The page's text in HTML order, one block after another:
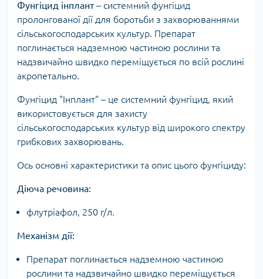
Фунгіцид інплант– системний фунгіцид
пролонгованої дії для боротьби з захворюваннями
сільськогосподарських культур. Препарат
поглинається надземною частиною рослини та
надзвичайно швидко переміщується по всій рослині
акропетально.
Фунгіцид "Інплант" – це системний фунгіцид, який
використовується для захисту
сільськогосподарських культур від широкого спектру
грибкових захворювань.
Ось основні характеристики та опис цього фунгіциду:
Діюча речовина:
флутріафол, 250 г/л.
Механізм дії:
Препарат поглинається надземною частиною
рослини та надзвичайно швидко переміщується